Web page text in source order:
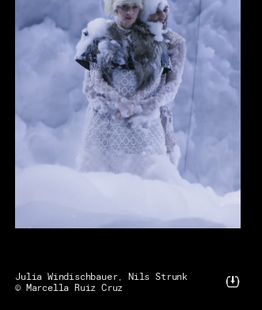
Julia Windischbauer, Nils Strunk
© Marcella Ruiz Cruz